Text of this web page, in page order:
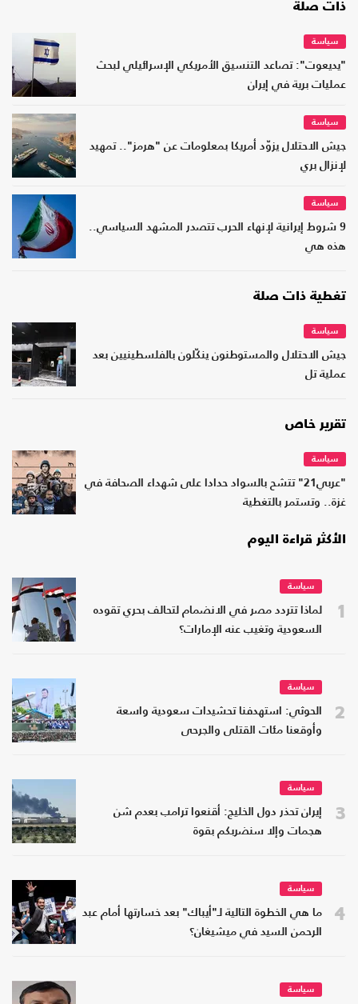
ذات صلة
سياسة
"يديعوت": تصاعد التنسيق الأمريكي الإسرائيلي لبحث
عمليات برية في إيران
سياسة
جيش الاحتلال يزوّد أمريكا بمعلومات عن "هرمز".. تمهيد
لإنزال بري
سياسة
9 شروط إيرانية لإنهاء الحرب تتصدر المشهد السياسي..
هذه هي
تغطية ذات صلة
سياسة
جيش الاحتلال والمستوطنون ينكّلون بالفلسطينيين بعد
عملية تل
تقرير خاص
سياسة
"عربي21" تتشح بالسواد حدادا على شهداء الصحافة في
غزة.. وتستمر بالتغطية
الأكثر قراءة اليوم
1
سياسة
لماذا تتردد مصر في الانضمام لتحالف بحري تقوده
السعودية وتغيب عنه الإمارات؟
2
سياسة
الحوثي: استهدفنا تحشيدات سعودية واسعة
وأوقعنا مئات القتلى والجرحى
3
سياسة
إيران تحذر دول الخليج: أقنعوا ترامب بعدم شن
هجمات وإلا سنضربكم بقوة
4
سياسة
ما هي الخطوة التالية لـ"أيباك" بعد خسارتها أمام عبد
الرحمن السيد في ميشيغان؟
سياسة